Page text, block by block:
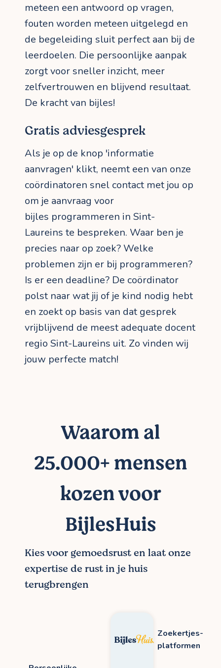
meteen een antwoord op vragen,
fouten worden meteen uitgelegd en
de begeleiding sluit perfect aan bij de
leerdoelen. Die persoonlijke aanpak
zorgt voor sneller inzicht, meer
zelfvertrouwen en blijvend resultaat.
De kracht van bijles!
Gratis adviesgesprek
Als je op de knop 'informatie
aanvragen' klikt, neemt een van onze
coördinatoren snel contact met jou op
om je aanvraag voor
bijles programmeren in Sint-
Laureins te bespreken. Waar ben je
precies naar op zoek? Welke
problemen zijn er bij programmeren?
Is er een deadline? De coördinator
polst naar wat jij of je kind nodig hebt
en zoekt op basis van dat gesprek
vrijblijvend de meest adequate docent
regio Sint-Laureins uit. Zo vinden wij
jouw perfecte match!
Waarom al
25.000+ mensen
kozen voor
BijlesHuis
Kies voor gemoedsrust en laat onze
expertise de rust in je huis
terugbrengen
Zoekertjes-
platformen